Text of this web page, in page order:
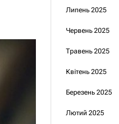
Липень 2025
Червень 2025
Травень 2025
Квітень 2025
Березень 2025
Лютий 2025